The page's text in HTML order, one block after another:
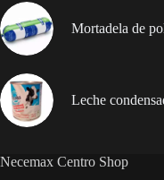
Mortadela de
Leche
Necemax Centro Shop